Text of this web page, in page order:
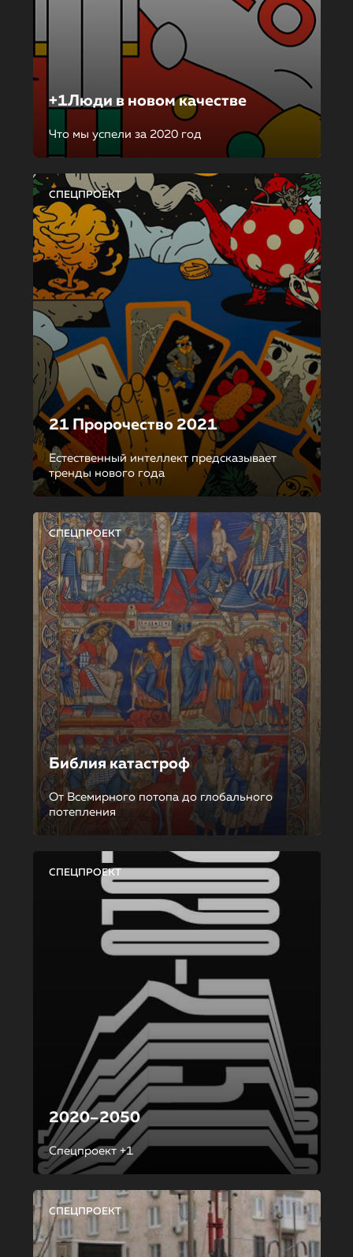
+1Люди в новом качестве
Что мы успели за 2020 год
СПЕЦПРОЕКТ
21 Пророчество 2021
Естественный интеллект предсказывает
тренды нового года
СПЕЦПРОЕКТ
Библия катастроф
От Всемирного потопа до глобального
потепления
СПЕЦПРОЕКТ
2020–2050
Спецпроект +1
СПЕЦПРОЕКТ